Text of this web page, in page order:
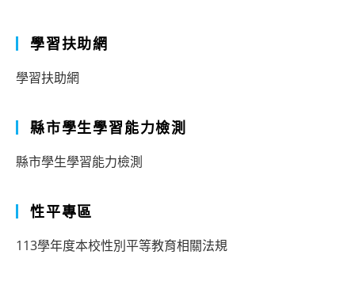
學習扶助網
學習扶助網
縣市學生學習能力檢測
縣市學生學習能力檢測
性平專區
113學年度本校性別平等教育相關法規